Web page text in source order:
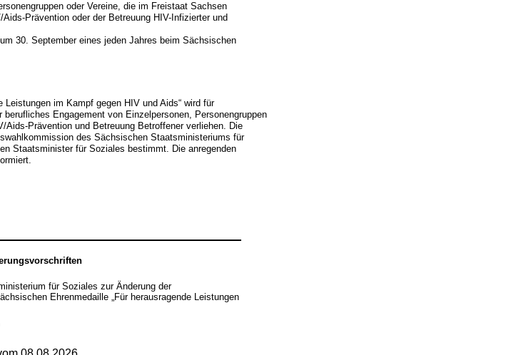
oder Vereine, die im Freistaat Sachsen
Prävention oder der Betreuung HIV-Infizierter und
30. September eines jeden Jahres beim Sächsischen
Leistungen im Kampf gegen HIV und Aids“ wird für
Engagement von Einzelpersonen, Personengruppen
Aids-Prävention und Betreuung Betroffener verliehen. Die
des Sächsischen Staatsministeriums für
Staatsminister für Soziales bestimmt. Die anregenden
für Soziales zur Änderung der
Ehrenmedaille „Für herausragende Leistungen